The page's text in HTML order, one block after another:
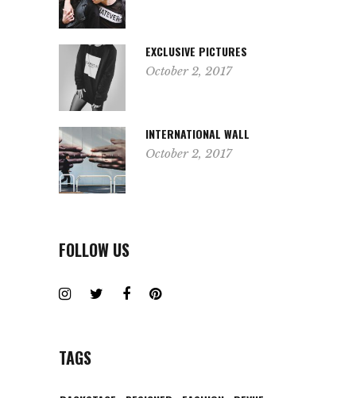
EXCLUSIVE PICTURES
October 2, 2017
INTERNATIONAL WALL
October 2, 2017
FOLLOW US
TAGS